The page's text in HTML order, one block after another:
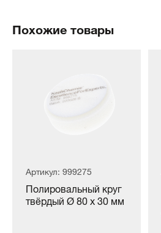
Похожие товары
Артикул: 999275
Полировальный круг
твёрдый Ø 80 x 30 мм